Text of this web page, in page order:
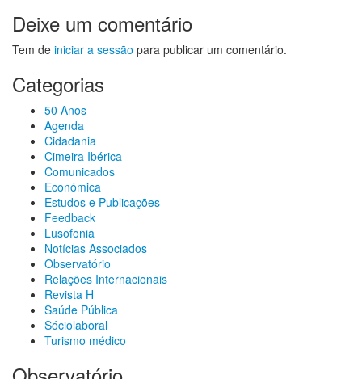
Deixe um comentário
Tem de iniciar a sessão para publicar um comentário.
Categorias
50 Anos
Agenda
Cidadania
Cimeira Ibérica
Comunicados
Económica
Estudos e Publicações
Feedback
Lusofonia
Notícias Associados
Observatório
Relações Internacionais
Revista H
Saúde Pública
Sóciolaboral
Turismo médico